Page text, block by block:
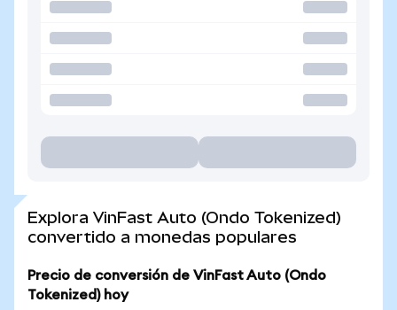
Explora VinFast Auto (Ondo Tokenized)
convertido a monedas populares
Precio de conversión de VinFast Auto (Ondo
Tokenized) hoy